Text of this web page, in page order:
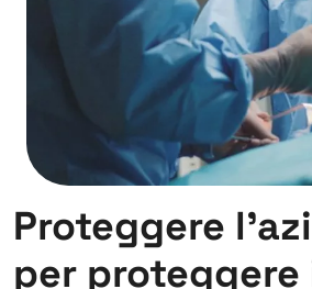
Proteggere
per proteggere